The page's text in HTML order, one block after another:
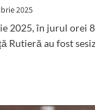
2025
2025, în jurul orei
Rutieră au fost